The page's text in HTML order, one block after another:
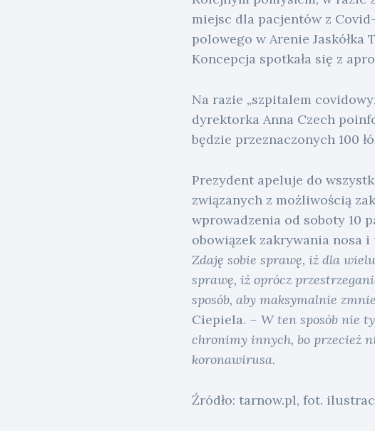
miejsc dla pacjentów z
polowego w Arenie
Koncepcja spotkała się z
Na razie „szpitalem
dyrektorka Anna Czech
będzie przeznaczonych 100
Prezydent apeluje do
związanych z możliwością
wprowadzenia od soboty 10
obowiązek zakrywania nosa
Zdaję sobie sprawę, iż dla
sprawę, iż oprócz
sposób, aby maksymalnie
Ciepiela. – W ten sposób nie
chronimy innych, bo przecież
koronawirusa.
Źródło: tarnow.pl, fot.